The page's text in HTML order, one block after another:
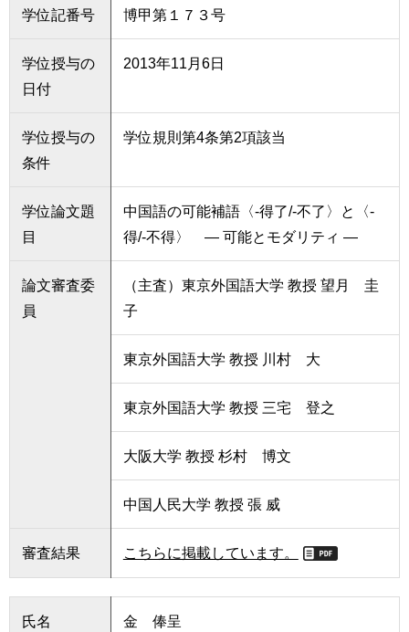
学位記番号 博甲第１７３号
学位授与の
日付
2013年11月6日
学位授与の
条件
学位規則第4条第2項該当
学位論文題
目
中国語の可能補語〈-得了/-不了〉と〈-
得/-不得〉 ― 可能とモダリティ ―
論文審査委
員
（主査）東京外国語大学 教授 望月 圭
子
東京外国語大学 教授 川村 大
東京外国語大学 教授 三宅 登之
大阪大学 教授 杉村 博文
中国人民大学 教授 張 威
審査結果 こちらに掲載しています。
氏名 金 俸呈